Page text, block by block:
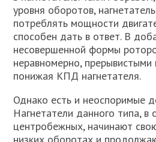
уровня оборотов,
потреблять мощности
способен дать в ответ. В
несовершенной формы
неравномерно,
понижая КПД нагнетателя.
Однако есть и неоспоримые
Нагнетатели данного типа, в
центробежных, начинают